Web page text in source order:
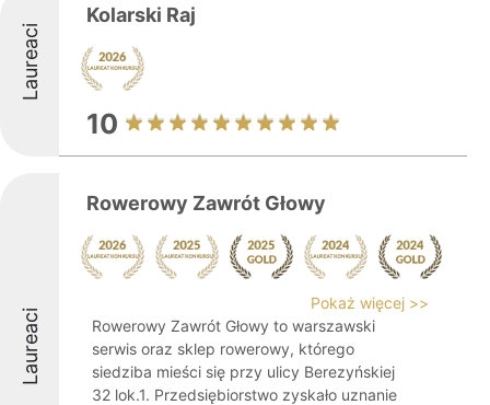
Laureaci
Kolarski Raj
10
Laureaci
Rowerowy Zawrót Głowy
Pokaż więcej >>
Rowerowy Zawrót Głowy to warszawski
serwis oraz sklep rowerowy, którego
siedziba mieści się przy ulicy Berezyńskiej
32 lok.1. Przedsiębiorstwo zyskało uznanie